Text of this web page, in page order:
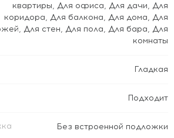
квартиры, Для офиса, Для дачи, Для
коридора, Для балкона, Для дома, Для
, Для стен, Для пола, Для бара, Для
комнаты
Гладкая
Подходит
Без встроенной подложки